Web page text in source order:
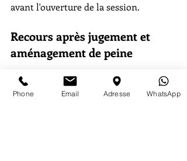
avant l'ouverture de la session.
Recours après jugement et
aménagement de peine
La lecture du délibéré déclenche
immédiatement les compteurs légaux
Phone Email Adresse WhatsApp